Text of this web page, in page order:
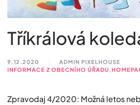
Tříkrálová
9.12.2020
ADMIN PIXELHOUSE
INFORMACE Z OBECNÍHO ÚŘADU,
Zpravodaj 4/2020: Možná letos